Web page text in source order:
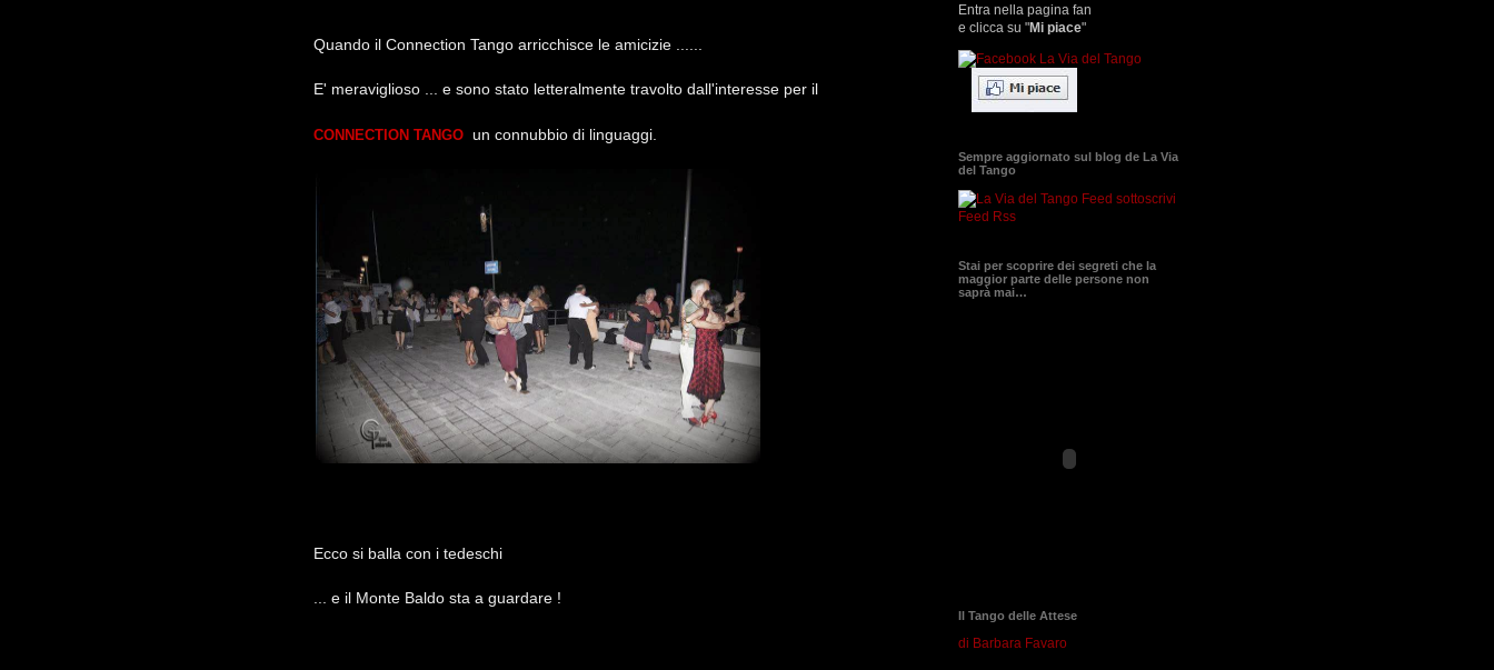
Quando il Connection Tango arricchisce le amicizie ......
E' meraviglioso ... e sono stato letteralmente travolto dall'interesse per il
CONNECTION TANGO un connubbio di linguaggi.
Ecco si balla con i tedeschi
... e il Monte Baldo sta a guardare !
Entra nella pagina fan
e clicca su "Mi piace"
Sempre aggiornato sul blog de La Via
del Tango
sottoscrivi
Feed Rss
Stai per scoprire dei segreti che la
maggior parte delle persone non
saprà mai…
Il Tango delle Attese
di Barbara Favaro